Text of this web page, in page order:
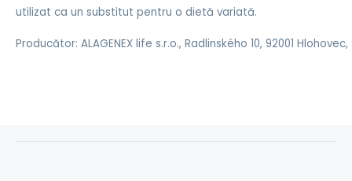
utilizat ca un substitut pentru o dietă variată.
Producător: ALAGENEX life s.r.o., Radlinského 10, 92001